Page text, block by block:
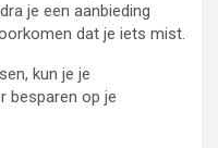
je een aanbieding
dat je iets mist.
kun je je
besparen op je